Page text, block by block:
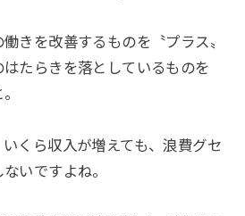
きを改善するものを〝プラス〟
たらきを落としているものを
くら収入が増えても、浪費グセ
いですよね。